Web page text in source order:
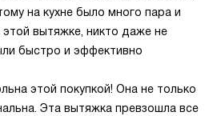
на кухне было много пара и
вытяжке, никто даже не
быстро и эффективно
этой покупкой! Она не только
Эта вытяжка превзошла все